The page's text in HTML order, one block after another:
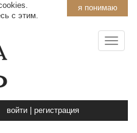
я понимаю
с этим.
войти регистрация